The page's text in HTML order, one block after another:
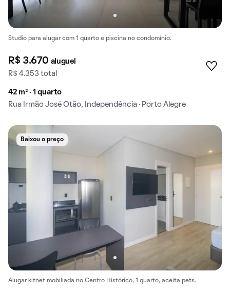
Studio para alugar com 1 quarto e piscina no condomínio.
R$ 3.670 aluguel
R$ 4.353 total
42 m² · 1 quarto
Rua Irmão José Otão, Independência · Porto Alegre
Baixou o preço
Alugar kitnet mobiliada no Centro Histórico, 1 quarto, aceita pets.